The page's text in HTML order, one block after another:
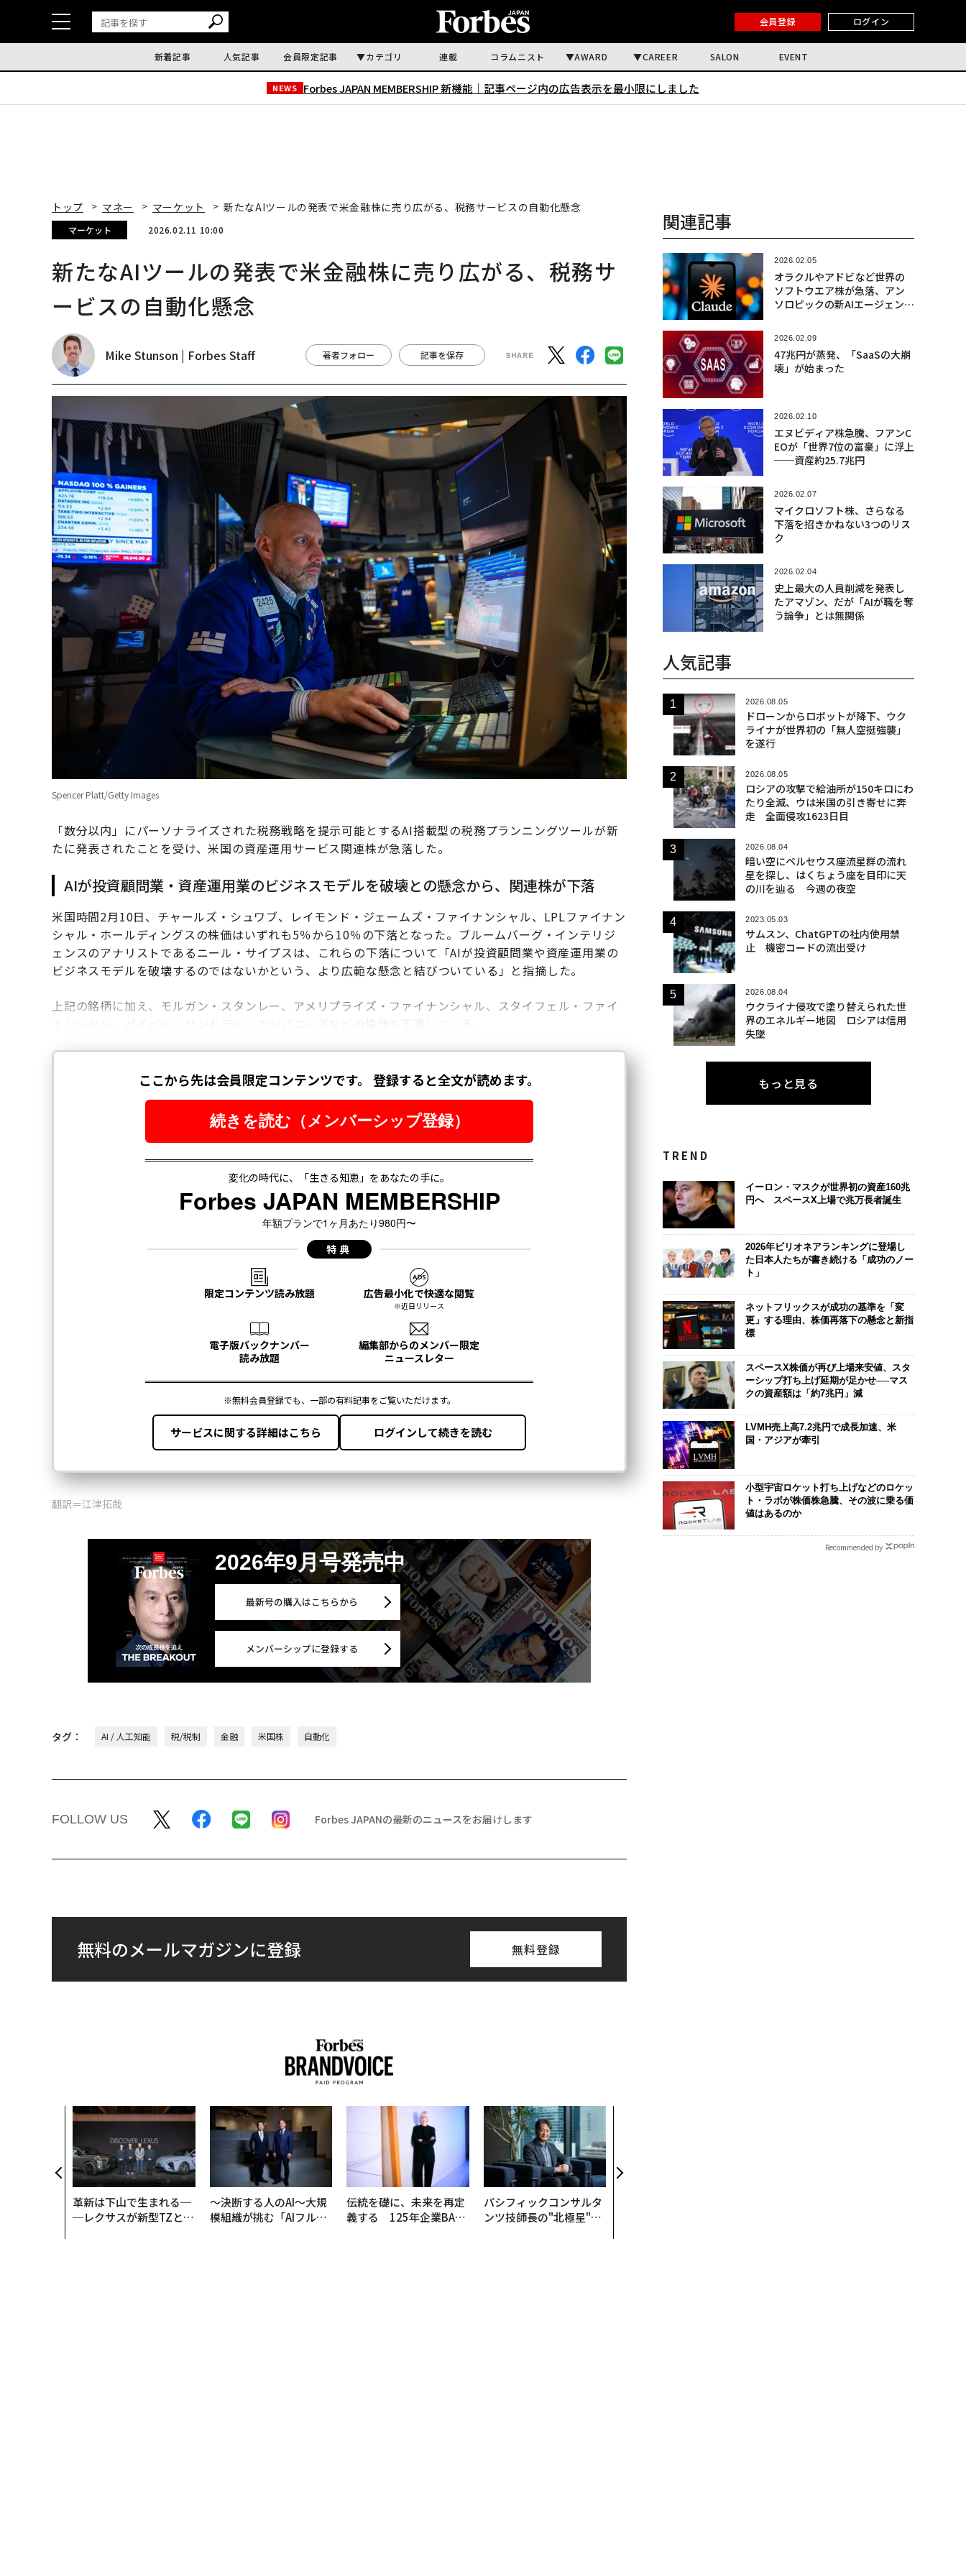
会員登録 ログイン
新着記事 人気記事 会員限定記事 カテゴリ 連載 コラムニスト AWARD CAREER SALON EVENT
NEWS Forbes JAPAN MEMBERSHIP 新機能｜ 記事ページ内の広告表示を最小限にしました
トップ マネー マーケット 新たなAIツールの発表で米金融株に売り広がる、税務サービスの自動化懸念
マーケット 2026.02.11 10:00
新たなAIツールの発表で米金融株に売り広がる、税務サ
ービスの自動化懸念
Mike Stunson | Forbes Staff 著者フォロー 記事を保存
Spencer Platt/Getty Images
「数分以内」にパーソナライズされた税務戦略を提示可能とするAI搭載型の税務プランニングツールが新
たに発表されたことを受け、米国の資産運用サービス関連株が急落した。
AIが投資顧問業・資産運用業のビジネスモデルを破壊との懸念から、関連株が下落
米国時間2月10日、チャールズ・シュワブ、レイモンド・ジェームズ・ファイナンシャル、LPLファイナン
シャル・ホールディングスの株価はいずれも5％から10％の下落となった。ブルームバーグ・インテリジ
ェンスのアナリストであるニール・サイプスは、これらの下落について「AIが投資顧問業や資産運用業の
ビジネスモデルを破壊するのではないかという、より広範な懸念と結びついている」と指摘した。
上記の銘柄に加え、モルガン・スタンレー、アメリプライズ・ファイナンシャル、スタイフェル・ファイ
翻訳＝江津拓哉
2026年9月号発売中
最新号の購入はこちらから
メンバーシップに登録する
タグ： AI / 人工知能 税/税制 金融 米国株 自動化
FOLLOW US Forbes JAPANの最新のニュースをお届けします
無料のメールマガジンに登録 無料登録
革新は下山で生まれる─
─レクサスが新型TZとE
〜決断する人のAI〜大規
模組織が挑む「AIフル実
伝統を礎に、未来を再定
義する 125年企業BAT
パシフィックコンサルタ
ンツ技師長の"北極星"。
×PwC】
関連記事
2026.02.05
オラクルやアドビなど世界の
ソフトウエア株が急落、アン
ソロピックの新AIエージェント
2026.02.09
47兆円が蒸発、「SaaSの大崩
壊」が始まった
2026.02.10
エヌビディア株急騰、フアンC
EOが「世界7位の富豪」に浮上
──資産約25.7兆円
2026.02.07
マイクロソフト株、さらなる
下落を招きかねない3つのリス
ク
2026.02.04
史上最大の人員削減を発表し
たアマゾン、だが「AIが職を奪
う論争」とは無関係
人気記事
2026.08.05
ドローンからロボットが降下、ウク
ライナが世界初の「無人空挺強襲」
を遂行
2026.08.05
ロシアの攻撃で給油所が150キロにわ
たり全滅、ウは米国の引き寄せに奔
走 全面侵攻1623日目
2026.08.04
暗い空にペルセウス座流星群の流れ
星を探し、はくちょう座を目印に天
の川を辿る 今週の夜空
2023.05.03
サムスン、ChatGPTの社内使用禁
止 機密コードの流出受け
2026.08.04
ウクライナ侵攻で塗り替えられた世
界のエネルギー地図 ロシアは信用
失墜
もっと見る
TREND
イーロン・マスクが世界初の資産160兆
円へ スペースX上場で兆万長者誕生
2026年ビリオネアランキングに登場し
た日本人たちが書き続ける「成功のノー
ト」
ネットフリックスが成功の基準を「変
更」する理由、株価再落下の懸念と新指
標
スペースX株価が再び上場来安値、スタ
ーシップ打ち上げ延期が足かせ──マス
クの資産額は「約7兆円」減
LVMH売上高7.2兆円で成長加速、米
国・アジアが牽引
小型宇宙ロケット打ち上げなどのロケッ
ト・ラボが株価株急騰、その波に乗る価
値はあるのか
Recommended by